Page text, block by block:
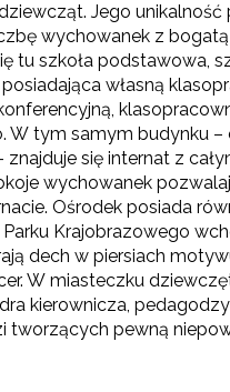
Jego unikalność
wychowanek z
tu szkoła podstawowa,
własną
W tym samym budynku –
się internat z
wychowanek
Ośrodek posiada
Krajobrazowego
dech w piersiach
W miasteczku
kierownicza, pedagodzy
tworzących pewną